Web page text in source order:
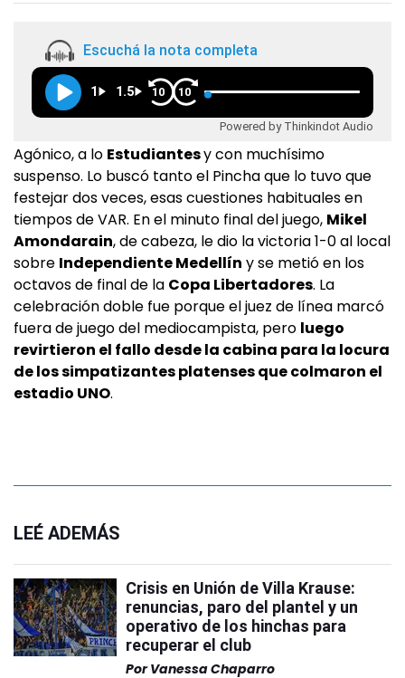
Escuchá la nota completa
1 1.5 10 10
Powered by Thinkindot Audio
Agónico, a lo Estudiantesy con muchísimo
suspenso. Lo buscó tanto el Pincha que lo tuvo que
festejar dos veces, esas cuestiones habituales en
tiempos de VAR. En el minuto final del juego, Mikel
Amondarain, de cabeza, le dio la victoria 1-0 al local
sobre Independiente Medellín y se metió en los
octavos de final de la Copa Libertadores. La
celebración doble fue porque el juez de línea marcó
fuera de juego del mediocampista, pero luego
revirtieron el fallo desde la cabina para la locura
de los simpatizantes platenses que colmaron el
estadio UNO.
LEÉ ADEMÁS
Crisis en Unión de Villa Krause:
renuncias, paro del plantel y un
operativo de los hinchas para
recuperar el club
Por Vanessa Chaparro